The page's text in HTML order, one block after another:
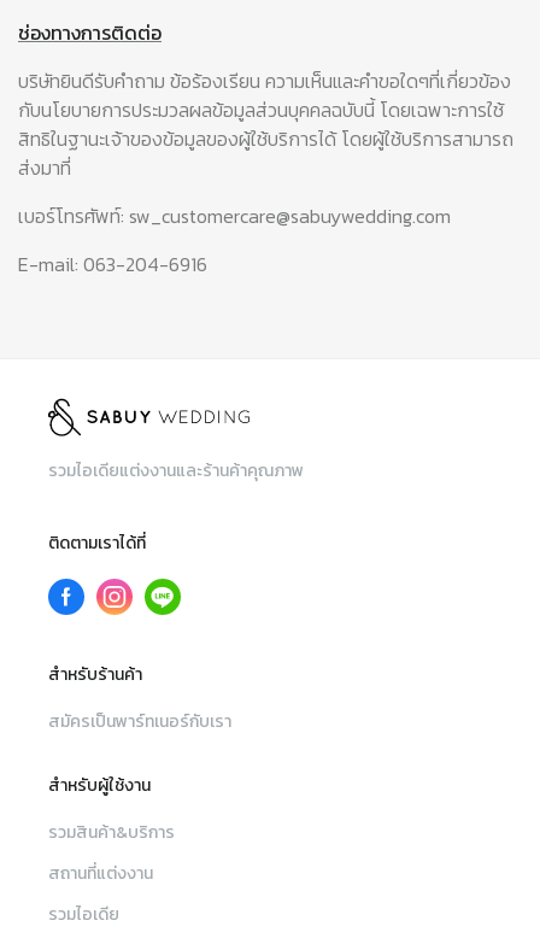
ช่องทางการติดต่อ
บริษัทยินดีรับคำถาม ข้อร้องเรียน ความเห็นและคำขอใดๆที่เกี่ยวข้อง
กับนโยบายการประมวลผลข้อมูลส่วนบุคคลฉบับนี้ โดยเฉพาะการใช้
สิทธิในฐานะเจ้าของข้อมูลของผู้ใช้บริการได้ โดยผู้ใช้บริการสามารถ
ส่งมาที่
เบอร์โทรศัพท์: sw_customercare@sabuywedding.com
E-mail: 063-204-6916
รวมไอเดียแต่งงานและร้านค้าคุณภาพ
ติดตามเราได้ที่
สำหรับร้านค้า
สมัครเป็นพาร์ทเนอร์กับเรา
สำหรับผู้ใช้งาน
รวมสินค้า&บริการ
สถานที่แต่งงาน
รวมไอเดีย